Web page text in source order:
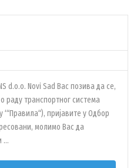
d.o.o. Novi Sad Вас позива да се,
раду транспортног система
пријавите у Одбор
молимо Вас да
…